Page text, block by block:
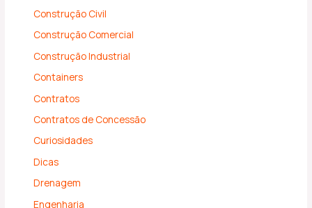
Construção Civil
Construção Comercial
Construção Industrial
Containers
Contratos
Contratos de Concessão
Curiosidades
Dicas
Drenagem
Engenharia